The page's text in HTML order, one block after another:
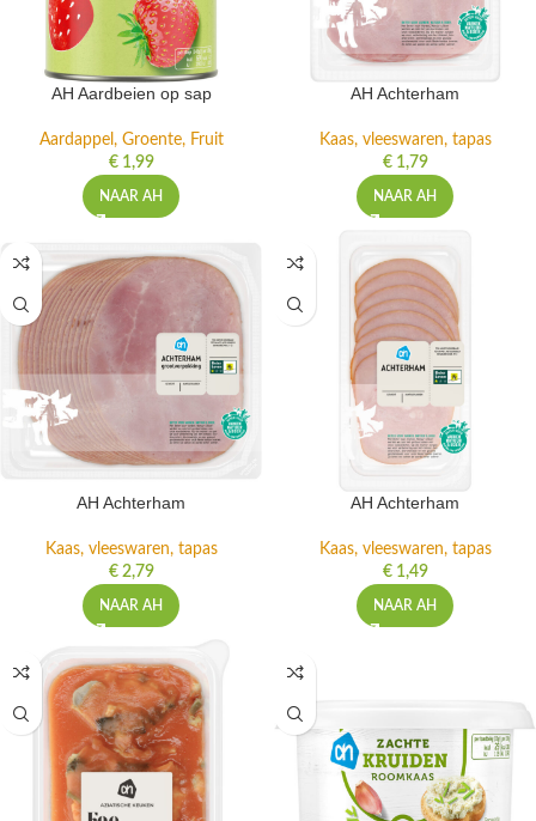
Aardappel, Groente, Fruit
€ 1,99
NAAR AH
Kaas, vleeswaren, tapas
€ 1,79
NAAR AH
Kaas, vleeswaren, tapas
€ 2,79
NAAR AH
Kaas, vleeswaren, tapas
€ 1,49
NAAR AH